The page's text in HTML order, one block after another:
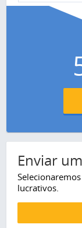
Enviar
lucrativos.